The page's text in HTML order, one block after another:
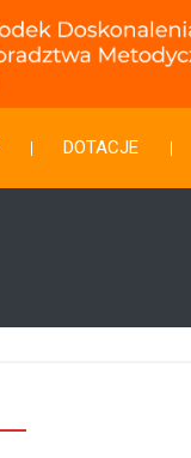
DOTACJE